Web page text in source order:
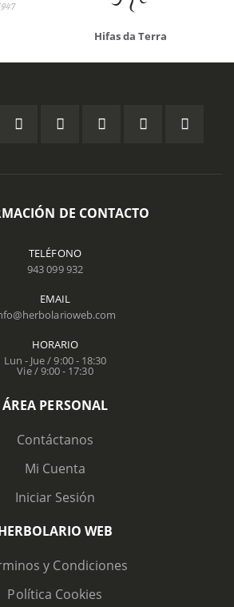
Hifas da Terra
DE CONTACTO
TELÉFONO
943 099 932
EMAIL
HORARIO
Lun - Jue / 9:00 - 18:30
Vie / 9:00 - 17:30
ÁREA PERSONAL
Contáctanos
Mi Cuenta
Iniciar Sesión
WEB
y Condiciones
Política Cookies